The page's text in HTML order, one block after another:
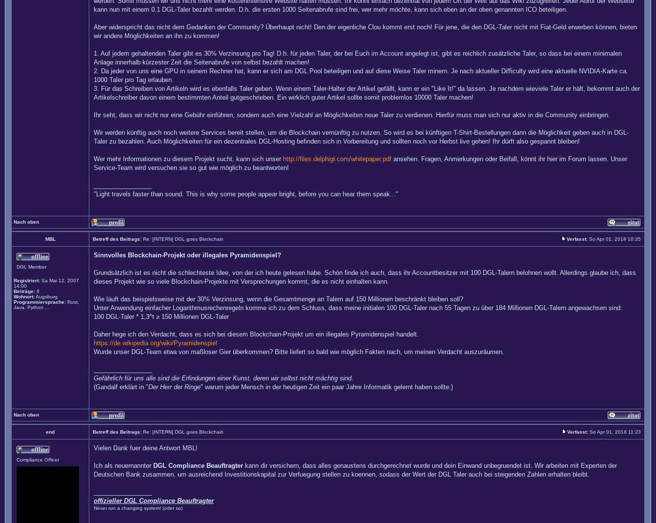
kann nun mit einem 0.1 DGL-Taler bezahlt werden. D.h. die ersten 1000 Seitenabrufe sind frei, wer mehr möchte, kann sich eben an der oben genannten ICO beteiligen.
Aber widerspricht das nicht dem Gedanken der Community? Überhaupt nicht! Den der eigenliche Clou kommt erst noch! Für jene, die den DGL-Taler nicht mit Fiat-Geld erwerben können, bieten
wir andere Möglichkeiten an ihn zu kommen!
1. Auf jedem gehaltenden Taler gibt es 30% Verzinsung pro Tag! D.h. für jeden Taler, der bei Euch im Account angelegt ist, gibt es reichlich zusätzliche Taler, so dass bei einem minimalen
Anlage innerhalb kürzester Zeit die Seitenabrufe von selbst bezahlt machen!
2. Da jeder von uns eine GPU in seinem Rechner hat, kann er sich am DGL Pool beteiligen und auf diese Weise Taler minern. Je nach aktueller Difficulty wird eine aktuelle NVIDIA-Karte ca.
1000 Taler pro Tag erlauben.
3. Für das Schreiben von Artikeln wird es ebenfalls Taler geben. Wenn einem Taler-Halter der Artikel gefällt, kann er ein "Like It!" da lassen. Je nachdem wieviele Taler er hält, bekommt auch der
Artikelschreiber davon einem bestimmten Anteil gutgeschrieben. Ein wirklich guter Artikel sollte somit problemlos 10000 Taler machen!
Ihr seht, dass wir nicht nur eine Gebühr einführen, sondern auch eine Vielzahl an Möglichkeiten neue Taler zu verdienen. Hierfür muss man sich nur aktiv in die Community einbringen.
Wir werden künftig auch noch weitere Services bereit stellen, um die Blockchain vernünftig zu nutzen. So wird es bei künftigen T-Shirt-Bestellungen dann die Möglichkeit geben auch in DGL-
Taler zu bezahlen. Auch Möglichkeiten für ein dezentrales DGL-Hosting befinden sich in Vorbereitung und sollten noch vor Herbst live gehen! Ihr dürft also gespannt bleiben!
Wer mehr Informationen zu diesem Projekt sucht, kann sich unser http://files.delphigl.com/whitepaper.pdf ansehen. Fragen, Anmerkungen oder Beifall, könnt ihr hier im Forum lassen. Unser
Service-Team wird versuchen sie so gut wie möglich zu beantworten!
"Light travels faster than sound. This is why some people appear bright, before you can hear them speak..."
Nach oben
MBL Betreff des Beitrags: Re: [INTERN] DGL goes Blockchain Verfasst: So Apr 01, 2018 10:35
DGL Member
Registriert: Sa Mai 12, 2007
14:00
Beiträge: 6
Wohnort:Augsburg
Programmiersprache: Rust,
Java, Python …
Sinnvolles Blockchain-Projekt oder illegales Pyramidenspiel?
Grundsätzlich ist es nicht die schlechteste Idee, von der ich heute gelesen habe. Schön finde ich auch, dass ihr Accountbesitzer mit 100 DGL-Talern belohnen wollt. Allerdings glaube ich, dass
dieses Projekt wie so viele Blockchain-Projekte mit Versprechungen kommt, die es nicht einhalten kann.
Wie läuft das beispielsweise mit der 30% Verzinsung, wenn die Gesamtmenge an Talern auf 150 Millionen beschränkt bleiben soll?
Unter Anwendung einfacher Logarithmusrechenregeln komme ich zu dem Schluss, dass meine initialen 100 DGL-Taler nach 55 Tagen zu über 184 Millionen DGL-Talern angewachsen sind:
100 DGL-Taler * 1,3^t ≥ 150 Millionen DGL-Taler
Daher hege ich den Verdacht, dass es sich bei diesem Blockchain-Projekt um ein illegales Pyramidenspiel handelt.
https://de.wikipedia.org/wiki/Pyramidenspiel
Wurde unser DGL-Team etwa von maßloser Gier überkommen? Bitte liefert so bald wie möglich Fakten nach, um meinen Verdacht auszuräumen.
Gefährlich für uns alle sind die Erfindungen einer Kunst, deren wir selbst nicht mächtig sind.
(Gandalf erklärt in "Der Herr der Ringe" warum jeder Mensch in der heutigen Zeit ein paar Jahre Informatik gelernt haben sollte.)
Nach oben
end Betreff des Beitrags: Re: [INTERN] DGL goes Blockchain Verfasst: So Apr 01, 2018 11:23
Compliance Officer
Vielen Dank fuer deine Antwort MBL!
Ich als neuernannter DGL Compliance Beauftragter kann dir versichern, dass alles genaustens durchgerechnet wurde und dein Einwand unbegruendet ist. Wir arbeiten mit Experten der
Deutschen Bank zusammen, um ausreichend Investitionskapital zur Verfuegung stellen zu koennen, sodass der Wert der DGL Taler auch bei steigenden Zahlen erhalten bleibt.
offizieller DGL Compliance Beauftragter
Never run a changing system! (oder so)